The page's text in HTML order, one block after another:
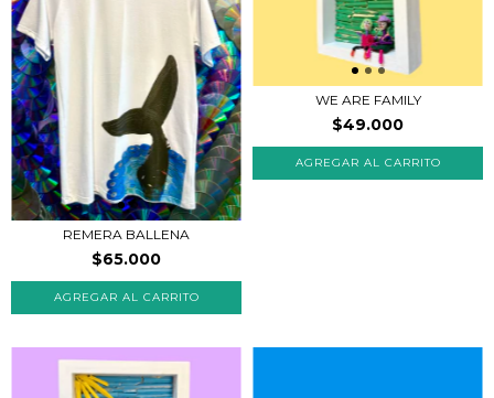
REMERA BALLENA
$65.000
WE ARE FAMILY
$49.000